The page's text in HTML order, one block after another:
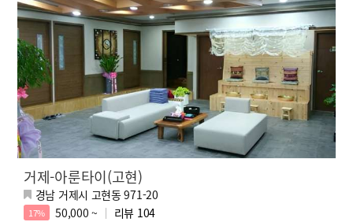
거제-아룬타이(고현)
경남 거제시 고현동 971-20
17% 50,000 ~ 리뷰 104